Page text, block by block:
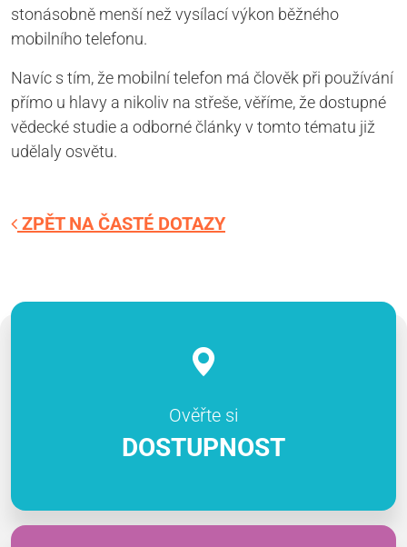
stonásobně menší než vysílací výkon běžného
mobilního telefonu.
Navíc s tím, že mobilní telefon má člověk při používání
přímo u hlavy a nikoliv na střeše, věříme, že dostupné
vědecké studie a odborné články v tomto tématu již
udělaly osvětu.
ZPĚT NA ČASTÉ DOTAZY
Ověřte si
DOSTUPNOST